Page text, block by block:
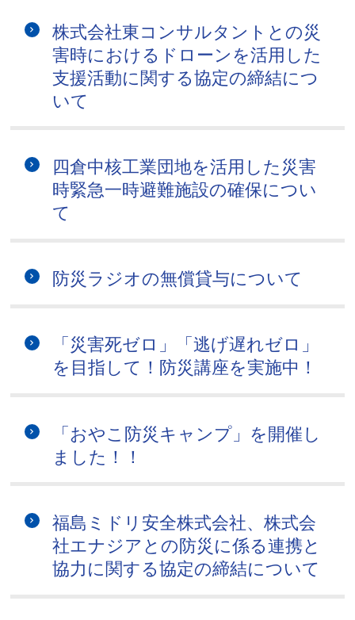
株式会社東コンサルタントとの災
害時におけるドローンを活用した
支援活動に関する協定の締結につ
いて
四倉中核工業団地を活用した災害
時緊急一時避難施設の確保につい
て
防災ラジオの無償貸与について
「災害死ゼロ」「逃げ遅れゼロ」
を目指して！防災講座を実施中！
「おやこ防災キャンプ」を開催し
ました！！
福島ミドリ安全株式会社、株式会
社エナジアとの防災に係る連携と
協力に関する協定の締結について